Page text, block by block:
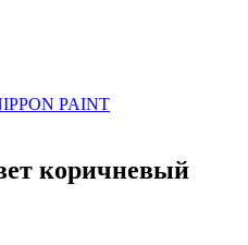
PAINT
коричневый